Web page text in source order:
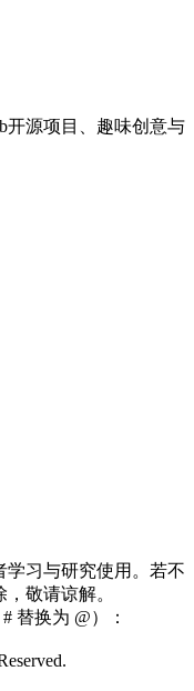
开源项目、趣味创意与
习与研究使用。若不
敬请谅解。
替换为 @）：